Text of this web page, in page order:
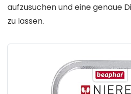
aufzusuchen und eine genaue
zu lassen.